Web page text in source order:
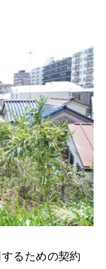
るための契約